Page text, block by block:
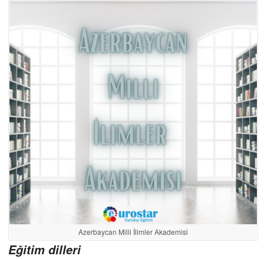
Azerbaycan Milli İlimler Akademisi
Eğitim dilleri